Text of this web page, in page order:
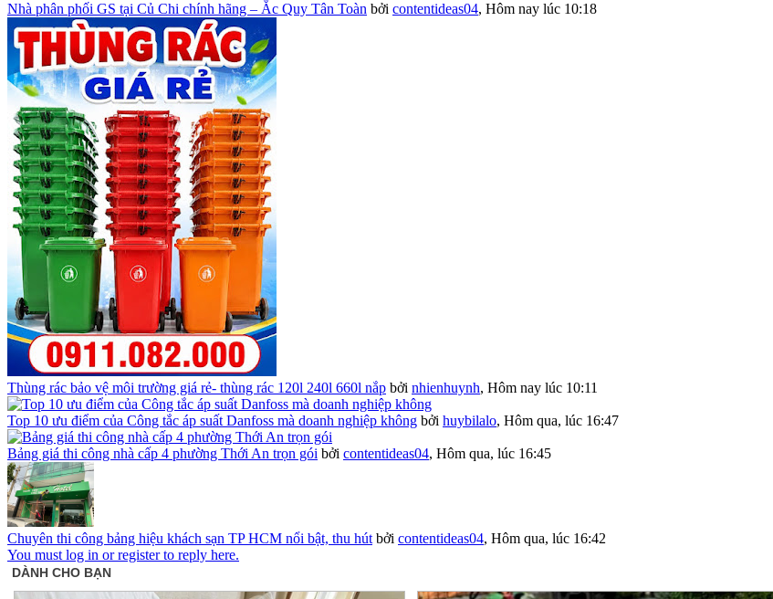
Nhà phân phối GS tại Củ Chi chính hãng – Ắc Quy Tân Toàn bởi contentideas04, Hôm nay lúc 10:18
Thùng rác bảo vệ môi trường giá rẻ- thùng rác 120l 240l 660l nắp bởi nhienhuynh, Hôm nay lúc 10:11
Top 10 ưu điểm của Công tắc áp suất Danfoss mà doanh nghiệp không bởi huybilalo, Hôm qua, lúc 16:47
Bảng giá thi công nhà cấp 4 phường Thới An trọn gói bởi contentideas04, Hôm qua, lúc 16:45
Chuyên thi công bảng hiệu khách sạn TP HCM nổi bật, thu hút bởi contentideas04, Hôm qua, lúc 16:42
You must log in or register to reply here.